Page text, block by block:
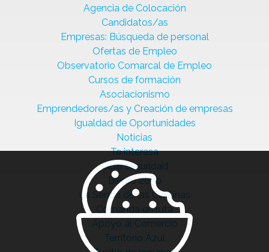
Agencia de Colocación
Candidatos/as
Empresas: Búsqueda de personal
Ofertas de Empleo
Observatorio Comarcal de Empleo
Cursos de formación
Asociacionismo
Emprendedores/as y Creación de empresas
Igualdad de Oportunidades
Noticias
Te interesa
Ciberseguridad
Bierzo 2030
La Senda de las Cantinas
Comanda en ruta
Apoyo al Comercio
Territorio Azul